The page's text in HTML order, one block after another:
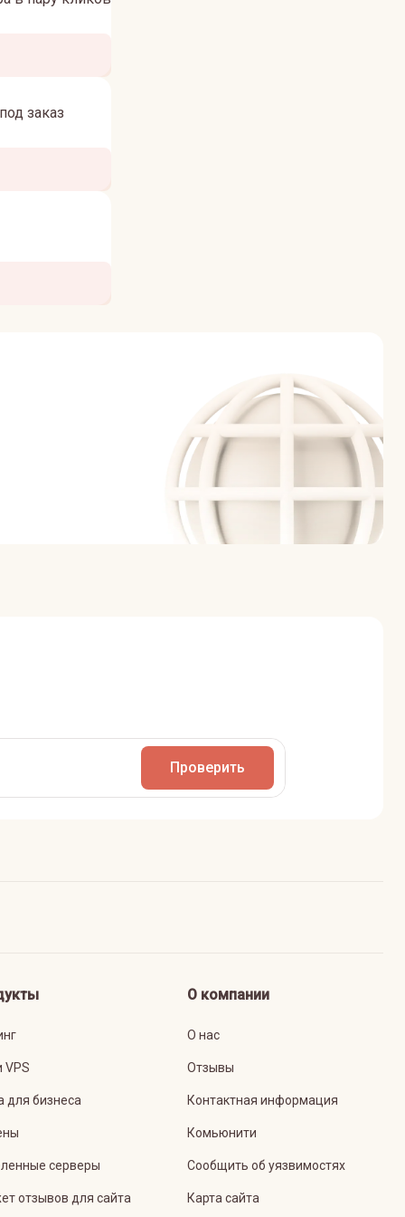
заказ
Проверить
VPS
для бизнеса
серверы
отзывов для сайта
О компании
О нас
Отзывы
Контактная информация
Комьюнити
Сообщить об уязвимостях
Карта сайта